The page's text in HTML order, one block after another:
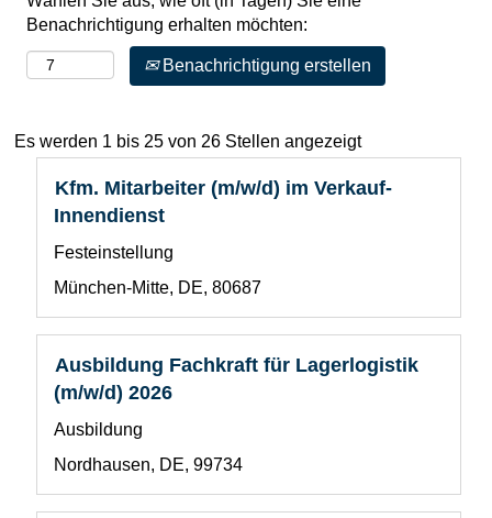
Benachrichtigung erhalten möchten:
Benachrichtigung erstellen
Es werden 1 bis 25 von 26 Stellen angezeigtSuchergebnisse
für
"".
von
26
Stellen
Stellenbezeichnung
Kfm. Mitarbeiter (m/w/d) im Verkauf-
Innendienst
Benutzerdefiniertes
1
Festeinstellung
Standort
München-Mitte, DE, 80687
Drücken
Sie
Leertaste,
um
Stelleninformationen
vollständig
Stellenbezeichnung
Ausbildung Fachkraft für Lagerlogistik
(m/w/d) 2026
Benutzerdefiniertes
1
Ausbildung
Standort
Nordhausen, DE, 99734
Drücken
Sie
Leertaste,
um
Stelleninformationen